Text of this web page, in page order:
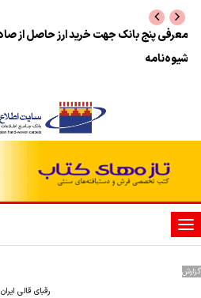
نرخ بازگشت ارز حاصل از صادرات + تکمیلی
تغییر
وضعیت
گزارش
رقبای قالی ایران